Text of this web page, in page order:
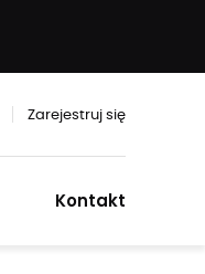
Zarejestruj się
Kontakt